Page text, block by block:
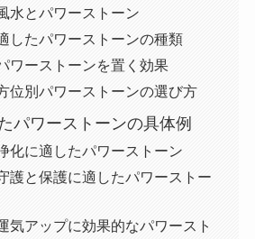
水とパワーストーン
したパワーストーンの種類
ワーストーンを置く効果
位別パワーストーンの選び方
パワーストーンの具体例
化に適したパワーストーン
護と保護に適したパワーストー
気アップに効果的なパワースト